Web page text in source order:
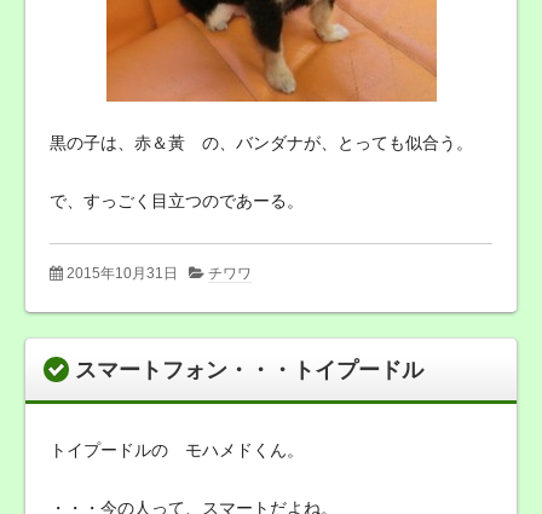
黒の子は、赤＆黃 の、バンダナが、とっても似合う。
で、すっごく目立つのであーる。
2015年10月31日 チワワ
スマートフォン・・・トイプードル
トイプードルの モハメドくん。
・・・今の人って、スマートだよね。